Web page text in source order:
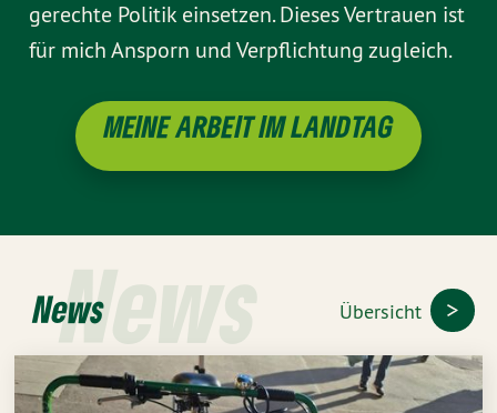
gerechte Politik einsetzen. Dieses Vertrauen ist
für mich Ansporn und Verpflichtung zugleich.
MEINE ARBEIT IM LANDTAG
News
News Übersicht